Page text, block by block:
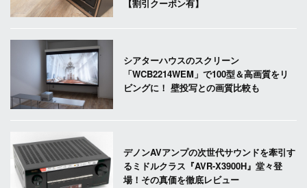
【割引クーポン有】
シアターハウスのスクリーン
「WCB2214WEM」で100型＆高画質をリ
ビングに！ 壁投写との画質比較も
デノンAVアンプの次世代サウンドを牽引す
るミドルクラス『AVR-X3900H』堂々登
場！その真価を徹底レビュー